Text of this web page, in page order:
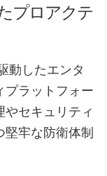
プロアクテ
動したエンタ
プラットフォー
セキュリティ
堅牢な防衛体制